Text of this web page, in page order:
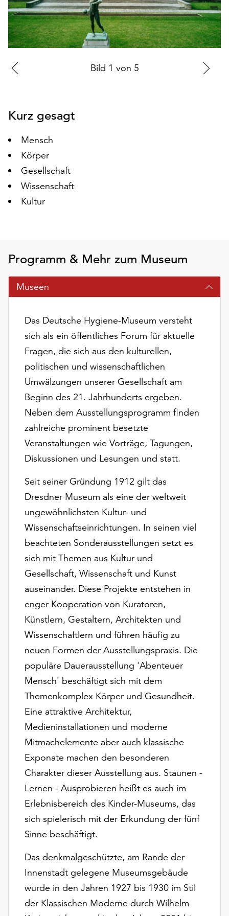
auf
„Alle
akzeptieren“,
um
Cookies
können
Einverständnis
jederzeit
ändern
und
widerrufen.
Dafür
der
Seite
die
Schaltfläche
Einstellungen“
Verfügung.
Funktionale
Cookies
werden
auch
ohne
Einverständnis
weiterhin
ausgeführt.
Möchten
verwendeten
Cookies
anpassen,
Einstellungen
Schaltfläche
„Auswählen“.
Weitere
Informationen
unserer
Datenschutzerklärung
dem
Impressum
Bild 1 von 5
Kurz gesagt
Mensch
Körper
Gesellschaft
Wissenschaft
Kultur
Programm & Mehr zum Museum
Museen
Das Deutsche Hygiene-Museum versteht
sich als ein öffentliches Forum für aktuelle
Fragen, die sich aus den kulturellen,
politischen und wissenschaftlichen
Umwälzungen unserer Gesellschaft am
Beginn des 21. Jahrhunderts ergeben.
Neben dem Ausstellungsprogramm finden
zahlreiche prominent besetzte
Veranstaltungen wie Vorträge, Tagungen,
Diskussionen und Lesungen und statt.
Seit seiner Gründung 1912 gilt das
Dresdner Museum als eine der weltweit
ungewöhnlichsten Kultur- und
Wissenschaftseinrichtungen. In seinen viel
beachteten Sonderausstellungen setzt es
sich mit Themen aus Kultur und
Gesellschaft, Wissenschaft und Kunst
auseinander. Diese Projekte entstehen in
enger Kooperation von Kuratoren,
Künstlern, Gestaltern, Architekten und
Wissenschaftlern und führen häufig zu
neuen Formen der Ausstellungspraxis. Die
populäre Dauerausstellung 'Abenteuer
Mensch' beschäftigt sich mit dem
Themenkomplex Körper und Gesundheit.
Eine attraktive Architektur,
Medieninstallationen und moderne
Mitmachelemente aber auch klassische
Exponate machen den besonderen
Charakter dieser Ausstellung aus. Staunen -
Lernen - Ausprobieren heißt es auch im
Erlebnisbereich des Kinder-Museums, das
sich spielerisch mit der Erkundung der fünf
Sinne beschäftigt.
Das denkmalgeschützte, am Rande der
Innenstadt gelegene Museumsgebäude
wurde in den Jahren 1927 bis 1930 im Stil
der Klassischen Moderne durch Wilhelm